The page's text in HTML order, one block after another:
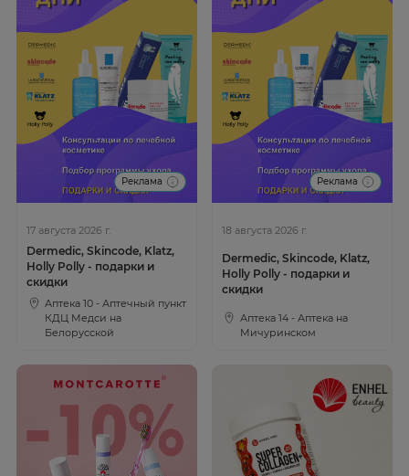
Реклама
17 августа 2026 г.
Dermedic, Skincode, Klatz,
Holly Polly - подарки и
скидки
Аптека 10 - Аптечный пункт
КДЦ Медси на
Белорусской
Реклама
18 августа 2026 г.
Dermedic, Skincode, Klatz,
Holly Polly - подарки и
скидки
Аптека 14 - Аптека на
Мичуринском